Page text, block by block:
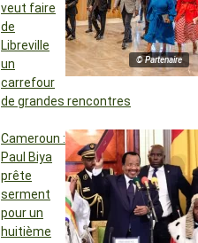
© Partenaire
veut faire
de
Libreville
un
carrefour
de grandes rencontres
Cameroun :
Paul Biya
prête
serment
pour un
huitième